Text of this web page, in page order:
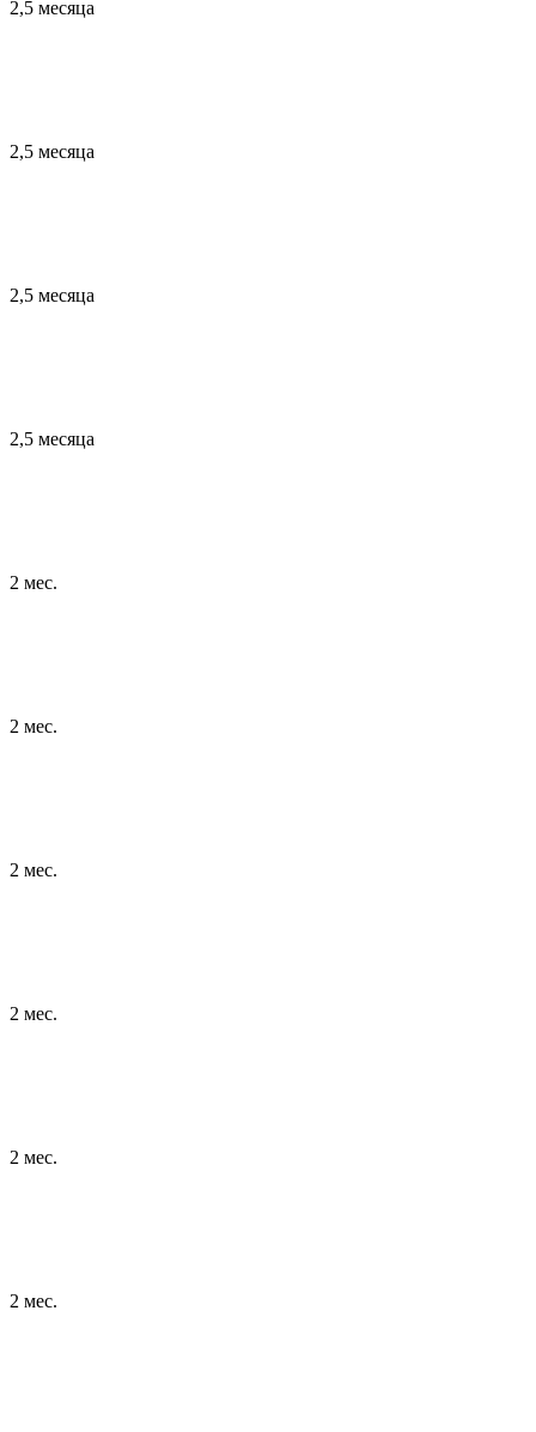
2,5 месяца
2,5 месяца
2,5 месяца
2,5 месяца
2 мес.
2 мес.
2 мес.
2 мес.
2 мес.
2 мес.